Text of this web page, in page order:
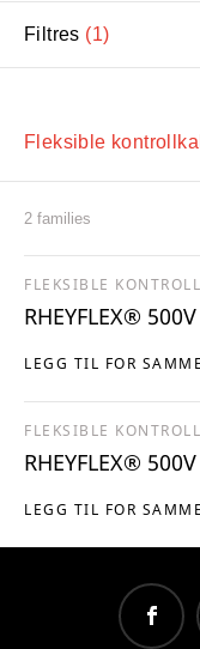
Filtres 1
Fleksible
2 families
LEGG TIL FOR
FLEKSIBLE
RHEYFLEX®
LEGG TIL FOR
FLEKSIBLE
RHEYFLEX®